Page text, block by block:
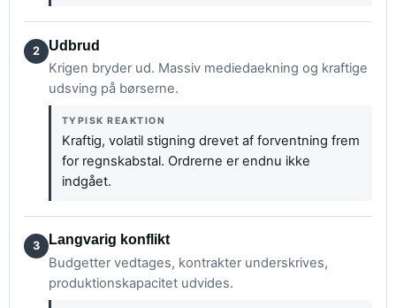
2
Udbrud
Krigen bryder ud. Massiv mediedaekning og kraftige
udsving på børserne.
TYPISK REAKTION
Kraftig, volatil stigning drevet af forventning frem
for regnskabstal. Ordrerne er endnu ikke
indgået.
3
Langvarig konflikt
Budgetter vedtages, kontrakter underskrives,
produktionskapacitet udvides.